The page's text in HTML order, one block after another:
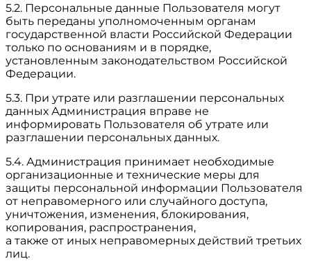
5.2. Персональные данные Пользователя могут
быть переданы уполномоченным органам
государственной власти Российской Федерации
только по основаниям и в порядке,
установленным законодательством Российской
Федерации.
5.3. При утрате или разглашении персональных
данных Администрация вправе не
информировать Пользователя об утрате или
разглашении персональных данных.
5.4. Администрация принимает необходимые
организационные и технические меры для
защиты персональной информации Пользователя
от неправомерного или случайного доступа,
уничтожения, изменения, блокирования,
копирования, распространения,
а также от иных неправомерных действий третьих
лиц.